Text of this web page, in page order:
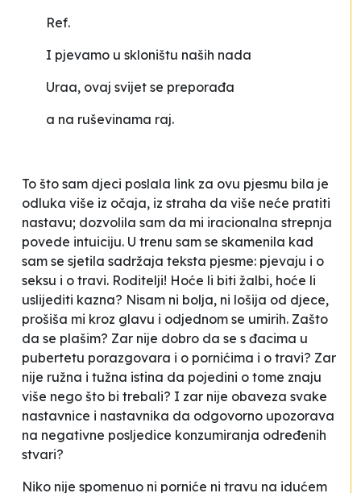
Ref.
I pjevamo u skloništu naših nada
Uraa, ovaj svijet se preporađa
a na ruševinama raj.
To što sam djeci poslala link za ovu pjesmu bila je
odluka više iz očaja, iz straha da više neće pratiti
nastavu; dozvolila sam da mi iracionalna strepnja
povede intuiciju. U trenu sam se skamenila kad
sam se sjetila sadržaja teksta pjesme: pjevaju i o
seksu i o travi. Roditelji! Hoće li biti žalbi, hoće li
uslijediti kazna? Nisam ni bolja, ni lošija od djece,
prošiša mi kroz glavu i odjednom se umirih. Zašto
da se plašim? Zar nije dobro da se s đacima u
pubertetu porazgovara i o pornićima i o travi? Zar
nije ružna i tužna istina da pojedini o tome znaju
više nego što bi trebali? I zar nije obaveza svake
nastavnice i nastavnika da odgovorno upozorava
na negativne posljedice konzumiranja određenih
stvari?
Niko nije spomenuo ni porniće ni travu na idućem